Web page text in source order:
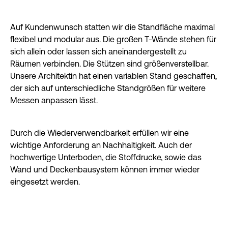
Auf Kundenwunsch statten wir die Standfläche maximal
flexibel und modular aus. Die großen T-Wände stehen für
sich allein oder lassen sich aneinandergestellt zu
Räumen verbinden. Die Stützen sind größenverstellbar.
Unsere Architektin hat einen variablen Stand geschaffen,
der sich auf unterschiedliche Standgrößen für weitere
Messen anpassen lässt.
Durch die Wiederverwendbarkeit erfüllen wir eine
wichtige Anforderung an Nachhaltigkeit. Auch der
hochwertige Unterboden, die Stoffdrucke, sowie das
Wand und Deckenbausystem können immer wieder
eingesetzt werden.